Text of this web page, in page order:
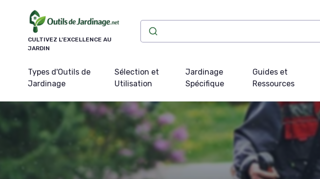
CULTIVEZ L'EXCELLENCE AU
JARDIN
Types d'Outils de
Jardinage
Sélection et
Utilisation
Jardinage
Spécifique
Guides et
Ressources